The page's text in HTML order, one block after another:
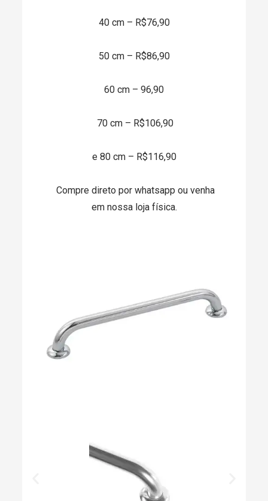
40 cm – R$76,90
50 cm – R$86,90
60 cm – 96,90
70 cm – R$106,90
e 80 cm – R$116,90
Compre direto por whatsapp ou venha
em nossa loja física.